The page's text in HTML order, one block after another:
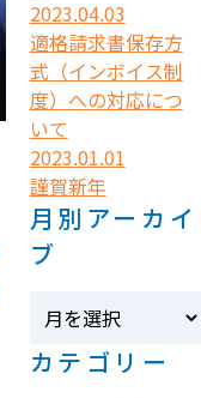
2023.04.03
適格請求書保存方
式（インボイス制
度）への対応につ
いて
2023.01.01
謹賀新年
月別アーカイ
ブ
カテゴリー